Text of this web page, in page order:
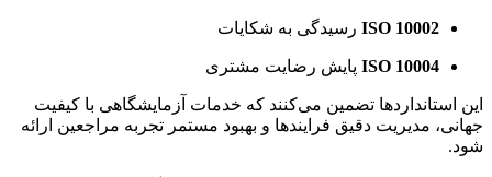
ISO 10002 رسیدگی به شکایات
ISO 10004 پایش رضایت مشتری
این استانداردها تضمین می‌کنند که خدمات آزمایشگاهی با کیفیت
جهانی، مدیریت دقیق فرایندها و بهبود مستمر تجربه مراجعین ارائه
شود.